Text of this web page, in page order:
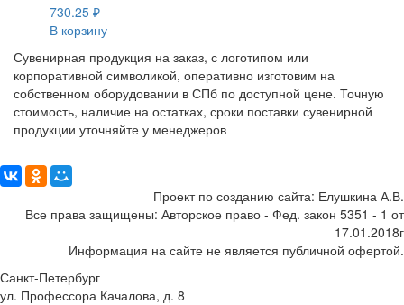
730.25 ₽
В корзину
Сувенирная продукция на заказ, с логотипом или
корпоративной символикой, оперативно изготовим на
собственном оборудовании в СПб по доступной цене. Точную
стоимость, наличие на остатках, сроки поставки сувенирной
продукции уточняйте у менеджеров
Проект по созданию сайта: Елушкина А.В.
Все права защищены: Авторское право - Фед. закон 5351 - 1 от
17.01.2018г
Информация на сайте не является публичной офертой.
Санкт-Петербург
ул. Профессора Качалова, д. 8